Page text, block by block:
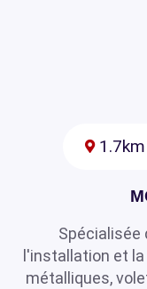
Spécialisée
l'installation et
métalliques,